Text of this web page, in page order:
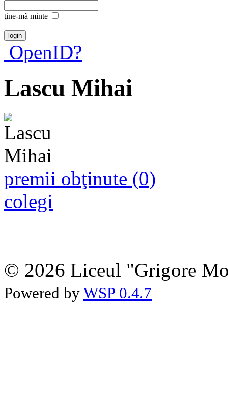
ţine-mã minte
OpenID?
Lascu Mihai
premii obţinute (0)
colegi
© 2026 Liceul "Grigore
Powered by WSP 0.4.7